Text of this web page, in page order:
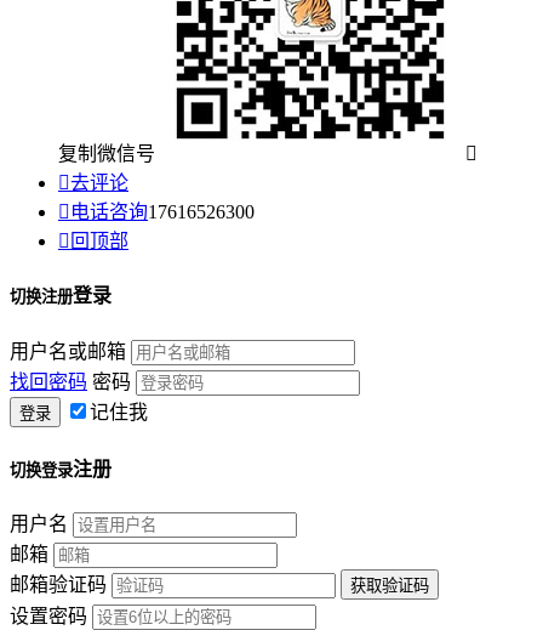
复制微信号

去评论
 电话咨询17616526300
 回顶部
切换注册登录
用户名或邮箱
找回密码 密码
记住我
切换登录注册
用户名
邮箱
邮箱验证码
设置密码